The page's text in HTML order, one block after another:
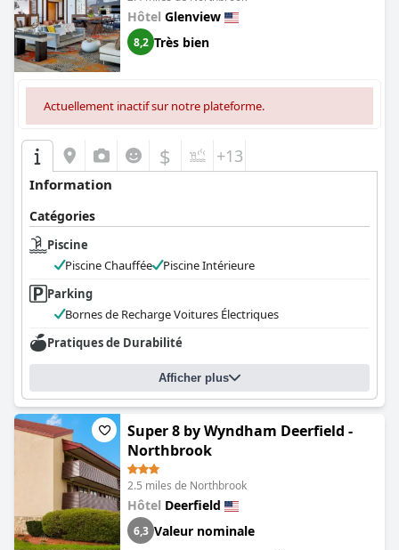
Hôtel Glenview
8,2 Très bien
Actuellement inactif sur notre plateforme.
$ +13
Information
Catégories
Piscine
Piscine Chauffée
Piscine Intérieure
Parking
Bornes de Recharge Voitures Électriques
Pratiques de Durabilité
Afficher plus
Super 8 by Wyndham Deerfield -
Northbrook
2.5 miles de Northbrook
Hôtel Deerfield
6,3 Valeur nominale